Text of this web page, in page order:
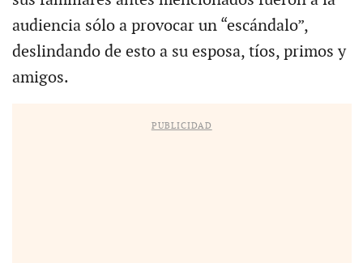
audiencia sólo a provocar un “escándalo”,
deslindando de esto a su esposa, tíos, primos y
amigos.
PUBLICIDAD